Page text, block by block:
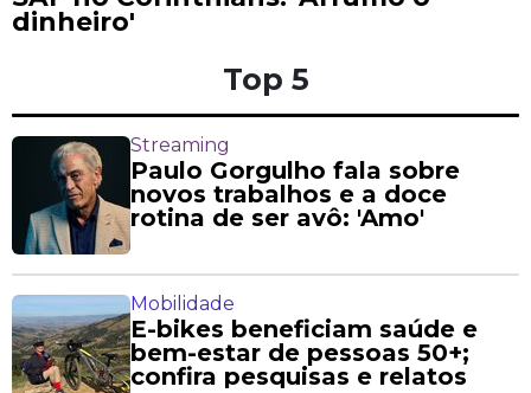
dinheiro'
Top 5
Streaming
Paulo Gorgulho fala sobre
novos trabalhos e a doce
rotina de ser avô: 'Amo'
Mobilidade
E-bikes beneficiam saúde e
bem-estar de pessoas 50+;
confira pesquisas e relatos